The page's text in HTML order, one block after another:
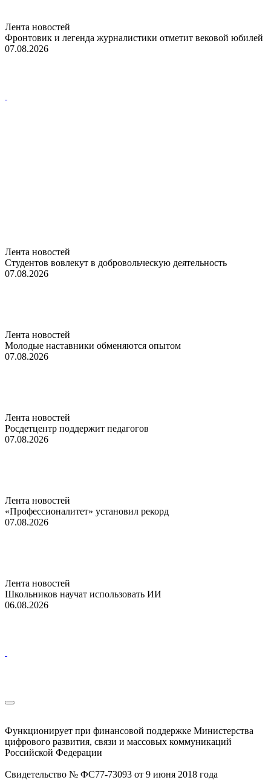
Лента новостей
Фронтовик и легенда журналистики отметит вековой юбилей
07.08.2026
Лента новостей
Студентов вовлекут в добровольческую деятельность
07.08.2026
Лента новостей
Молодые наставники обменяются опытом
07.08.2026
Лента новостей
Росдетцентр поддержит педагогов
07.08.2026
Лента новостей
«Профессионалитет» установил рекорд
07.08.2026
Лента новостей
Школьников научат использовать ИИ
06.08.2026
Функционирует при финансовой поддержке Министерства
цифрового развития, связи и массовых коммуникаций
Российской Федерации
Свидетельство № ФС77-73093 от 9 июня 2018 года